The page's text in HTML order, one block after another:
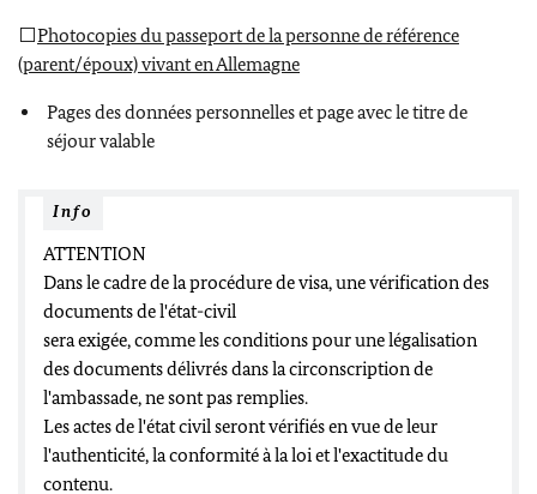
⬜Photocopies du passeport de la personne de référence
(parent/époux) vivant en Allemagne
Pages des données personnelles et page avec le titre de
séjour valable
Info
ATTENTION
Dans le cadre de la procédure de visa, une vérification des
documents de l'état-civil
sera exigée, comme les conditions pour une légalisation
des documents délivrés dans la circonscription de
l'ambassade, ne sont pas remplies.
Les actes de l'état civil seront vérifiés en vue de leur
l'authenticité, la conformité à la loi et l'exactitude du
contenu.